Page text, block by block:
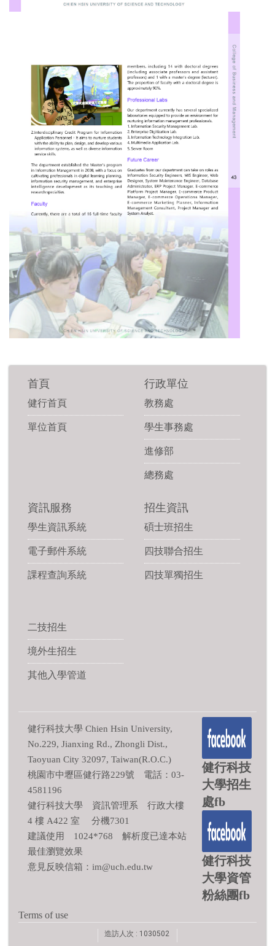
首頁
健行首頁
單位首頁
行政單位
教務處
學生事務處
進修部
總務處
資訊服務
學生資訊系統
電子郵件系統
課程查詢系統
招生資訊
碩士班招生
四技聯合招生
四技單獨招生
二技招生
境外生招生
其他入學管道
健行科技大學 Chien Hsin University,
No.229, Jianxing Rd., Zhongli Dist.,
Taoyuan City 32097, Taiwan(R.O.C.)
桃園市中壢區健行路229號 電話：03-
4581196
健行科技大學 資訊管理系 行政大樓
4 樓 A422 室 分機7301
建議使用 1024*768 解析度已達本站
最佳瀏覽效果
意見反映信箱：im@uch.edu.tw
健行科技
大學招生
處fb
健行科技
大學資管
粉絲團fb
Terms of use
造訪人次 : 1030502